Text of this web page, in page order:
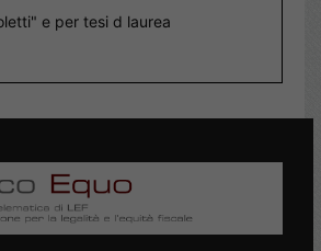
e per tesi d laurea